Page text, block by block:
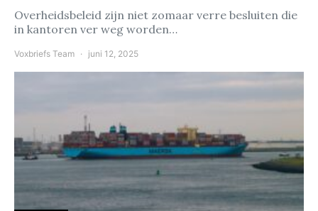
Overheidsbeleid zijn niet zomaar verre besluiten die
in kantoren ver weg worden…
Voxbriefs Team juni 12, 2025